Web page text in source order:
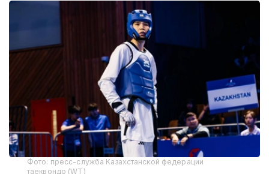
Фото: пресс-служба Казахстанской федерации
таеквондо (WT)